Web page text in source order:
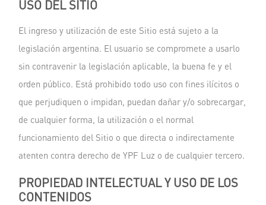
USO DEL SITIO
El ingreso y utilización de este Sitio está sujeto a la
legislación argentina. El usuario se compromete a usarlo
sin contravenir la legislación aplicable, la buena fe y el
orden público. Está prohibido todo uso con fines ilícitos o
que perjudiquen o impidan, puedan dañar y/o sobrecargar,
de cualquier forma, la utilización o el normal
funcionamiento del Sitio o que directa o indirectamente
atenten contra derecho de YPF Luz o de cualquier tercero.
PROPIEDAD INTELECTUAL Y USO DE LOS
CONTENIDOS